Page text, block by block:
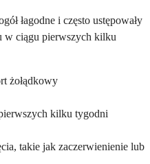
łagodne i często ustępowały
w ciągu pierwszych kilku
żołądkowy
kilku tygodni
takie jak zaczerwienienie lub